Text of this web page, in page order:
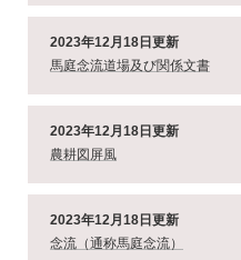
2023年12月18日更新
馬庭念流道場及び関係文書
2023年12月18日更新
農耕図屏風
2023年12月18日更新
念流（通称馬庭念流）